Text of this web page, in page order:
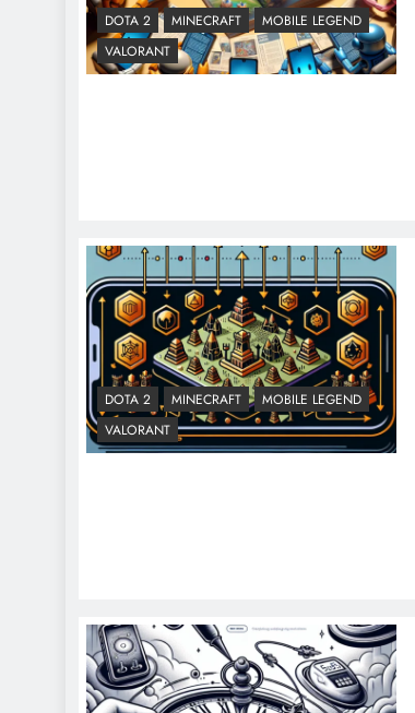
DOTA 2 MINECRAFT
MOBILE LEGEND
VALORANT
DOTA 2 MINECRAFT
MOBILE LEGEND
VALORANT